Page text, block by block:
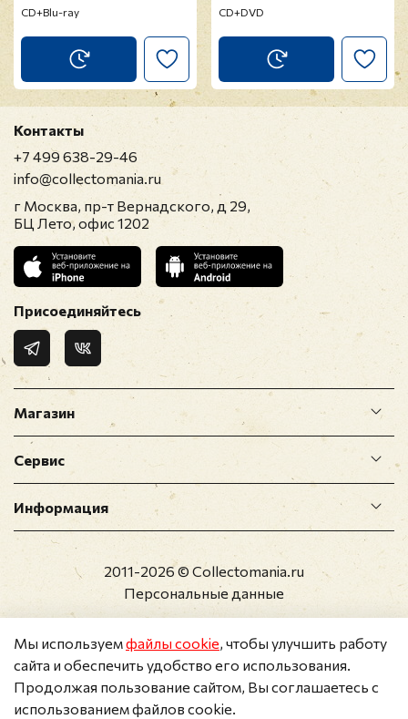
CD+Blu-ray CD+DVD
Магазин
Сервис
Информация
Контакты
+7 499 638-29-46
info@collectomania.ru
г Москва, пр-т Вернадского, д 29,
БЦ Лето, офис 1202
Присоединяйтесь
2011-2026 © Collectomania.ru
Персональные данные
Мы используемфайлы cookie, чтобы улучшить работу
сайта и обеспечить удобство его использования.
Продолжая пользование сайтом, Вы соглашаетесь с
использованием файлов cookie.